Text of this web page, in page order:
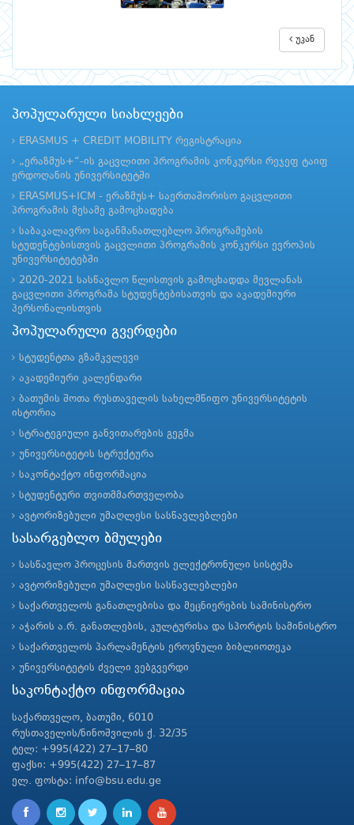
უკან
პოპულარული სიახლეები
ERASMUS + CREDIT MOBILITY რეგისტრაცია
„ერაზმუს+“-ის გაცვლითი პროგრამის კონკურსი რეჯეფ ტაიფ
ერდოღანის უნივერსიტეტში
ERASMUS+ICM - ერაზმუს+ საერთაშორისო გაცვლითი
პროგრამის მესამე გამოცხადება
საბაკალავრო საგანმანათლებლო პროგრამების
სტუდენტებისთვის გაცვლითი პროგრამის კონკურსი ევროპის
უნივერსიტეტებში
2020-2021 სასწავლო წლისთვის გამოცხადდა მევლანას
გაცვლითი პროგრამა სტუდენტებისათვის და აკადემიური
პერსონალისთვის
პოპულარული გვერდები
სტუდენტთა გზამკვლევი
აკადემიური კალენდარი
ბათუმის შოთა რუსთაველის სახელმწიფო უნივერსიტეტის
ისტორია
სტრატეგიული განვითარების გეგმა
უნივერსიტეტის სტრუქტურა
საკონტაქტო ინფორმაცია
სტუდენტური თვითმმართველობა
ავტორიზებული უმაღლესი სასწავლებლები
სასარგებლო ბმულები
სასწავლო პროცესის მართვის ელექტრონული სისტემა
ავტორიზებული უმაღლესი სასწავლებლები
საქართველოს განათლებისა და მეცნიერების სამინისტრო
აჭარის ა.რ. განათლების, კულტურისა და სპორტის სამინისტრო
საქართველოს პარლამენტის ეროვნული ბიბლიოთეკა
უნივერსიტეტის ძველი ვებგვერდი
საკონტაქტო ინფორმაცია
საქართველო, ბათუმი, 6010
რუსთაველის/ნინოშვილის ქ. 32/35
ტელ: +995(422) 27–17–80
ფაქსი: +995(422) 27–17–87
ელ. ფოსტა: info@bsu.edu.ge